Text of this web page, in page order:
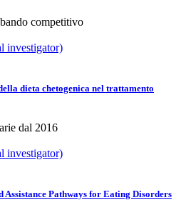
competitivo
investigator)
dieta chetogenica nel trattamento
dal 2016
investigator)
Pathways for Eating Disorders